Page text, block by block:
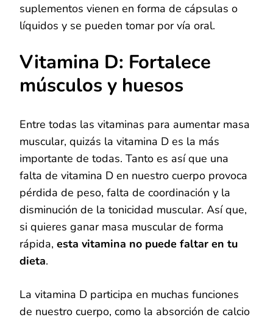
suplementos vienen en forma de cápsulas o
líquidos y se pueden tomar por vía oral.
Vitamina D: Fortalece
músculos y huesos
Entre todas las vitaminas para aumentar masa
muscular, quizás la vitamina D es la más
importante de todas. Tanto es así que una
falta de vitamina D en nuestro cuerpo provoca
pérdida de peso, falta de coordinación y la
disminución de la tonicidad muscular. Así que,
si quieres ganar masa muscular de forma
rápida, esta vitamina no puede faltar en tu
dieta.
La vitamina D participa en muchas funciones
de nuestro cuerpo, como la absorción de calcio